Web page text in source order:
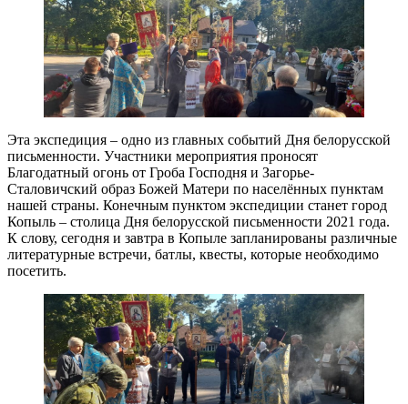
Эта экспедиция – одно из главных событий Дня белорусской
письменности. Участники мероприятия проносят
Благодатный огонь от Гроба Господня и Загорье-
Сталовичский образ Божей Матери по населённых пунктам
нашей страны. Конечным пунктом экспедиции станет город
Копыль – столица Дня белорусской письменности 2021 года.
К слову, сегодня и завтра в Копыле запланированы различные
литературные встречи, батлы, квесты, которые необходимо
посетить.